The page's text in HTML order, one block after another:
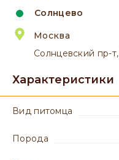
Солнцево
Москва
Солнцевский пр-т,
Характеристики
вид питомца
порода